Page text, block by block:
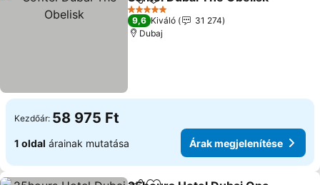
Megosztás
Hozzáadás a kedvencekhez
5 Kategória
9,6 Kiváló
31 274
Dubaj
Kezdőár: 58 975 Ft
1 oldal árainak mutatása Árak megjelenítése